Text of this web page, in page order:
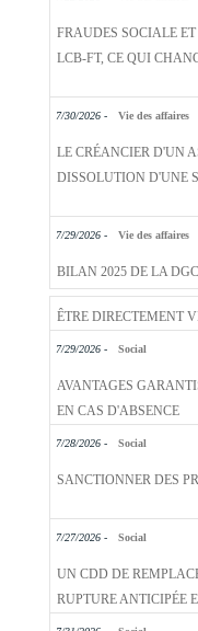
LE CRÉANCIER D'UN
BILAN 2025 DE LA
7/29/2026 - Social
AVANTAGES
7/28/2026 - Social
SANCTIONNER DES
UN CDD DE
7/31/2026 - Social